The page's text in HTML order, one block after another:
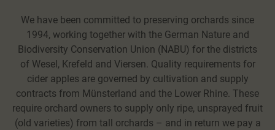
We have been committed to preserving orchards since
1994, working together with the German Nature and
Biodiversity Conservation Union (NABU) for the districts
of Wesel, Krefeld and Viersen. Quality requirements for
cider apples are governed by cultivation and supply
contracts from Münsterland and the Lower Rhine. These
require orchard owners to supply only ripe, unsprayed fruit
(old varieties) from tall orchards – and in return we pay a